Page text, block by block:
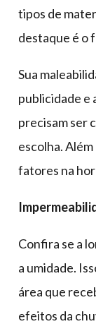
tipos de
destaque é o
Sua
publicidade e
precisam ser
escolha.
fatores na
Confira se a
a umidade.
área que
efeitos da